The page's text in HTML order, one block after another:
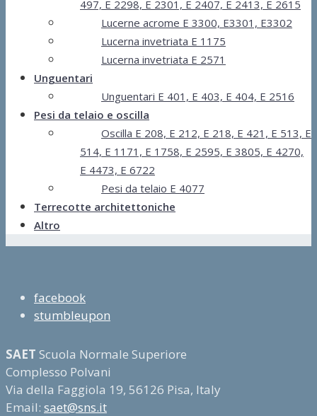
497, E 2298, E 2301, E 2407, E 2413, E 2615
Lucerne acrome E 3300, E3301, E3302
Lucerna invetriata E 1175
Lucerna invetriata E 2571
Unguentari
Unguentari E 401, E 403, E 404, E 2516
Pesi da telaio e oscilla
Oscilla E 208, E 212, E 218, E 421, E 513, E
514, E 1171, E 1758, E 2595, E 3805, E 4270,
E 4473, E 6722
Pesi da telaio E 4077
Terrecotte architettoniche
Altro
facebook
stumbleupon
SAET Scuola Normale Superiore
Complesso Polvani
Via della Faggiola 19, 56126 Pisa, Italy
Email: saet@sns.it